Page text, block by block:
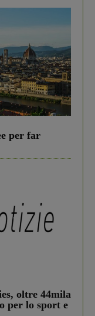
per far
oltre 44mila
per lo sport e